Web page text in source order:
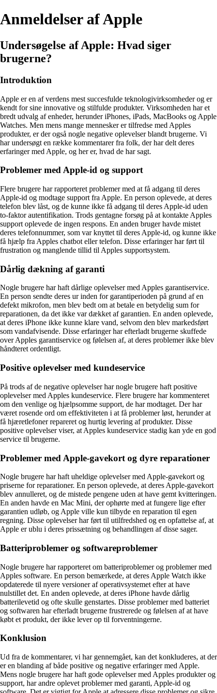
Anmeldelser af Apple
Undersøgelse af Apple: Hvad siger
brugerne?
Introduktion
Apple er en af verdens mest succesfulde teknologivirksomheder og er
kendt for sine innovative og stilfulde produkter. Virksomheden har et
bredt udvalg af enheder, herunder iPhones, iPads, MacBooks og Apple
Watches. Men mens mange mennesker er tilfredse med Apples
produkter, er der også nogle negative oplevelser blandt brugerne. Vi
har undersøgt en række kommentarer fra folk, der har delt deres
erfaringer med Apple, og her er, hvad de har sagt.
Problemer med Apple-id og support
Flere brugere har rapporteret problemer med at få adgang til deres
Apple-id og modtage support fra Apple. En person oplevede, at deres
telefon blev låst, og de kunne ikke få adgang til deres Apple-id uden
to-faktor autentifikation. Trods gentagne forsøg på at kontakte Apples
support oplevede de ingen respons. En anden bruger havde mistet
deres telefonnummer, som var knyttet til deres Apple-id, og kunne ikke
få hjælp fra Apples chatbot eller telefon. Disse erfaringer har ført til
frustration og manglende tillid til Apples supportsystem.
Dårlig dækning af garanti
Nogle brugere har haft dårlige oplevelser med Apples garantiservice.
En person sendte deres ur inden for garantiperioden på grund af en
defekt mikrofon, men blev bedt om at betale en betydelig sum for
reparationen, da det ikke var dækket af garantien. En anden oplevede,
at deres iPhone ikke kunne klare vand, selvom den blev markedsført
som vandafvisende. Disse erfaringer har efterladt brugerne skuffede
over Apples garantiservice og følelsen af, at deres problemer ikke blev
håndteret ordentligt.
Positive oplevelser med kundeservice
På trods af de negative oplevelser har nogle brugere haft positive
oplevelser med Apples kundeservice. Flere brugere har kommenteret
om den venlige og hjælpsomme support, de har modtaget. Der har
været rosende ord om effektiviteten i at få problemer løst, herunder at
få hjæretlefoner repareret og hurtig levering af produkter. Disse
positive oplevelser viser, at Apples kundeservice stadig kan yde en god
service til brugerne.
Problemer med Apple-gavekort og dyre reparationer
Nogle brugere har haft uheldige oplevelser med Apple-gavekort og
priserne for reparationer. En person oplevede, at deres Apple-gavekort
blev annulleret, og de mistede pengene uden at have gemt kvitteringen.
En anden havde en Mac Mini, der ophørte med at fungere lige efter
garantien udløb, og Apple ville kun tilbyde en reparation til egen
regning. Disse oplevelser har ført til utilfredshed og en opfattelse af, at
Apple er ublu i deres prissætning og behandlingen af ​​disse sager.
Batteriproblemer og softwareproblemer
Nogle brugere har rapporteret om batteriproblemer og problemer med
Apples software. En person bemærkede, at deres Apple Watch ikke
opdaterede til nyere versioner af operativsystemet efter at have
nulstillet det. En anden oplevede, at deres iPhone havde dårlig
batterilevetid og ofte skulle genstartes. Disse problemer med batteriet
og softwaren har efterladt brugerne frustrerede og følelsen af at have
købt et produkt, der ikke lever op til forventningerne.
Konklusion
Ud fra de kommentarer, vi har gennemgået, kan det konkluderes, at der
er en blanding af både positive og negative erfaringer med Apple.
Mens nogle brugere har haft gode oplevelser med Apples produkter og
support, har andre oplevet problemer med garanti, Apple-id og